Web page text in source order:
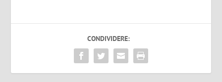
CONDIVIDERE: